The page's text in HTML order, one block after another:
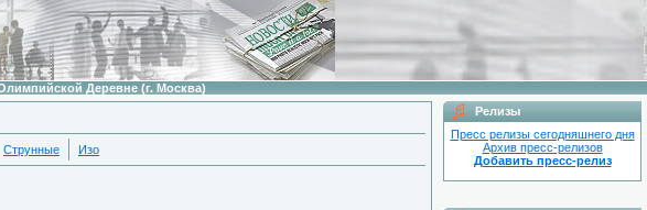
Деревне (г. Москва)
Струнные Изо
Релизы
Пресс релизы сегодняшнего дня
Архив пресс-релизов
Добавить пресс-релиз